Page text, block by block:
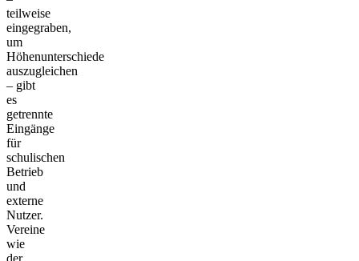
teilweise
eingegraben,
um
Höhenunterschiede
auszugleichen
– gibt
es
getrennte
Eingänge
für
schulischen
Betrieb
und
externe
Nutzer.
Vereine
wie